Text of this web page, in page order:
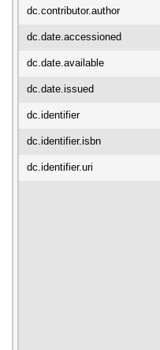
dc.contributor.author
dc.date.accessioned
dc.date.available
dc.date.issued
dc.identifier
dc.identifier.isbn
dc.identifier.uri